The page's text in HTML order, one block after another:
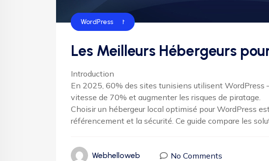
Hébergement
WordPress
Les Meilleurs Hébergeurs
Introduction
En 2025, 60% des sites tunisiens utilisent WordPress
vitesse de 70% et augmenter les risques de piratage.
Choisir un hébergeur local optimisé pour WordPress
référencement et la sécurité. Ce guide compare les
Webhelloweb No Comments